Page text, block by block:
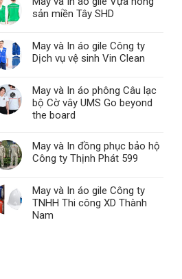
sản miền Tây SHD
May và In áo gile Công ty
Dịch vụ vệ sinh Vin Clean
May và In áo phông Câu lạc
bộ Cờ vây UMS Go beyond
the board
May và In đồng phục bảo hộ
Công ty Thịnh Phát 599
May và In áo gile Công ty
TNHH Thi công XD Thành
Nam